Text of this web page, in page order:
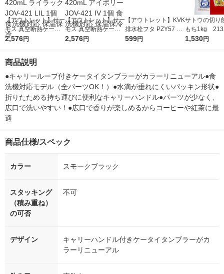
【アウトレット】サー
モス 真空断熱ケータ
イタンブラー 水筒 42
応 保温保冷
2,576円
【アウトレット】サー
モス 真空断熱ケータ
イタンブラー 水筒 42
2,576円
【アウトレット】KVK
排水栓フタ PZY57 1
個
599円
サトウの切り
もち1kg
サトウ食品
1,530円
商品説明
●キャリーループ付きケータイタンブラーがカラーリニューアル●食
洗機対応モデル（全パーツOK！）●水滴が垂れにくいパッキン形状●
折りたためる持ち運びに便利なキャリーハンドル●パーツが少なく、
広口で洗いやすい！●広口で香りが楽しめるからコーヒーや紅茶に最
適
商品仕様/スペック
カラー スモークブラック
スタッキング
（積み重ね）
の可否
不可
デザイン
キャリーハンドル付きケータイタンブラーがカ
ラーリニューアル